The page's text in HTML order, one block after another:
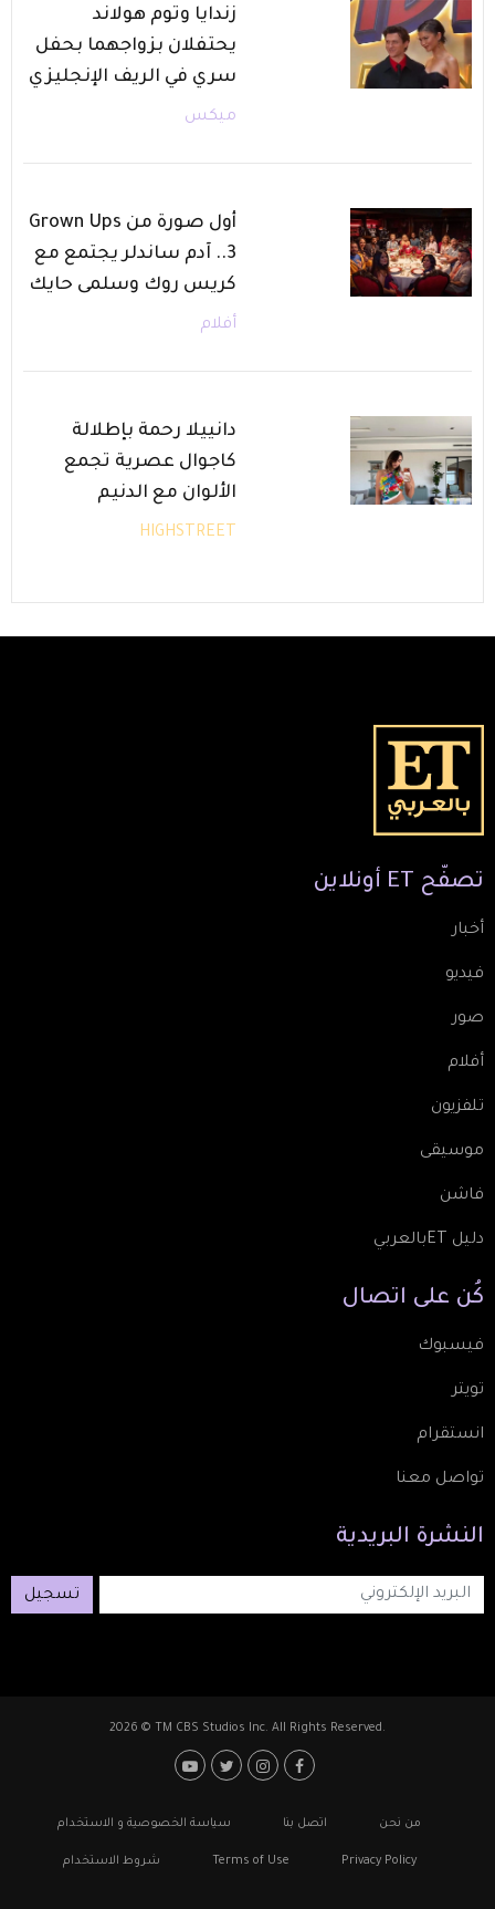
زندايا وتوم هولاند
يحتفلان بزواجهما بحفل
سري في الريف الإنجليزي
ميكس
أول صورة من Grown Ups
3.. آدم ساندلر يجتمع مع
كريس روك وسلمى حايك
أفلام
دانييلا رحمة بإطلالة
كاجوال عصرية تجمع
الألوان مع الدنيم
HIGHSTREET
تصفّح ET أونلاين
أخبار
فيديو
صور
أفلام
تلفزيون
موسيقى
فاشن
دليل ETبالعربي
كُن على اتصال
فيسبوك
تويتر
انستقرام
تواصل معنا
النشرة البريدية
تسجيل
2026 © TM CBS Studios Inc. All Rights Reserved.
Footer: Social Media
Footerمن نحن اتصل بنا سياسة الخصوصية و الاستخدام
Privacy Policy
Terms of Use شروط الاستخدام